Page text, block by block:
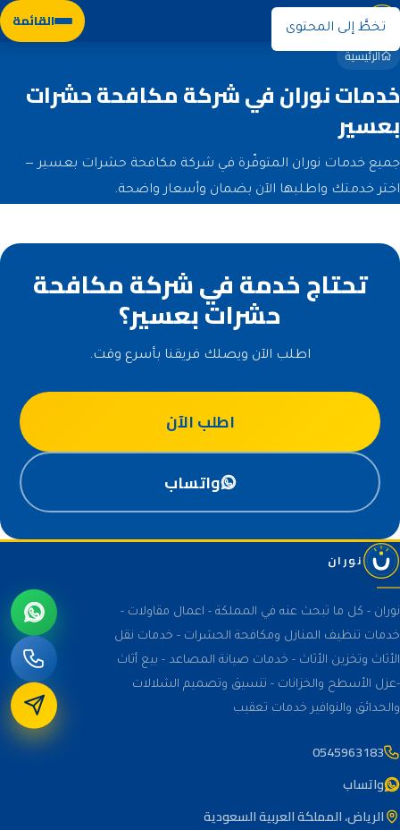
تخطَّ إلى المحتوى القائمة نوران
الرئيسية
خدمات نوران في شركة مكافحة حشرات
بعسير
جميع خدمات نوران المتوفّرة في شركة مكافحة حشرات بعسير —
اختر خدمتك واطلبها الآن بضمان وأسعار واضحة.
تحتاج خدمة في شركة مكافحة
حشرات بعسير؟
اطلب الآن ويصلك فريقنا بأسرع وقت.
اطلب الآن
واتساب
نوران
نوران - كل ما تبحث عنه في المملكة - اعمال مقاولات -
خدمات تنظيف المنازل ومكافحة الحشرات - خدمات نقل
الأثاث وتخزين الأثاث - خدمات صيانة المصاعد - بيع أثاث
-عزل الأسطح والخزانات - تنسيق وتصميم الشلالات
والحدائق والنوافير خدمات تعقيب
0545963183
واتساب
الرياض، المملكة العربية السعودية